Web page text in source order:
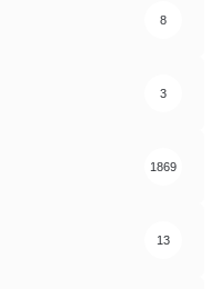
8
3
1869
13